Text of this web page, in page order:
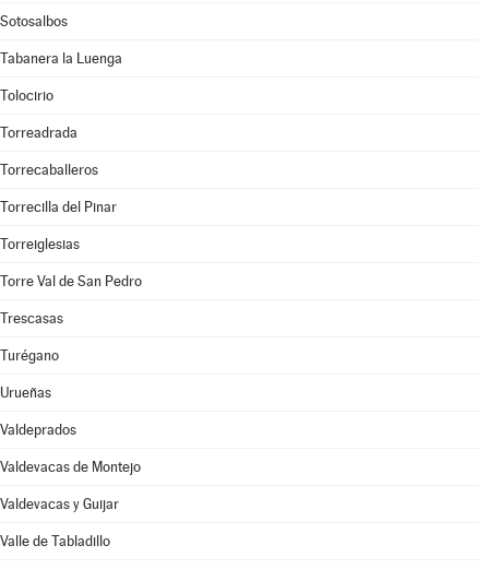
Sotosalbos
Tabanera la Luenga
Tolocirio
Torreadrada
Torrecaballeros
Torrecilla del Pinar
Torreiglesias
Torre Val de San Pedro
Trescasas
Turégano
Urueñas
Valdeprados
Valdevacas de Montejo
Valdevacas y Guijar
Valle de Tabladillo